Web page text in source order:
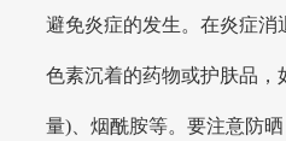
避免炎症的发生。在炎症消
色素沉着的药物或护肤品，
量)、烟酰胺等。要注意防